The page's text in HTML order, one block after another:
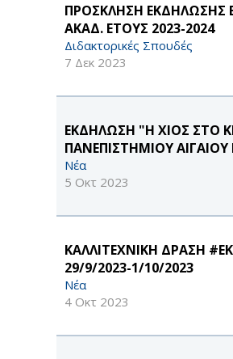
ΠΡΟΣΚΛΗΣΗ ΕΚΔΗΛΩΣΗΣ
ΑΚΑΔ. ΕΤΟΥΣ 2023-2024
Διδακτορικές Σπουδές
7 Δεκ 2023
ΕΚΔΗΛΩΣΗ "Η ΧΙΟΣ ΣΤΟ
ΠΑΝΕΠΙΣΤΗΜΙΟΥ ΑΙΓΑΙΟΥ
Νέα
5 Οκτ 2023
ΚΑΛΛΙΤΕΧΝΙΚΗ ΔΡΑΣΗ
29/9/2023-1/10/2023
Νέα
4 Οκτ 2023